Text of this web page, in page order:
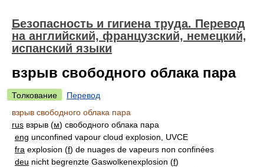
Безопасность и гигиена труда. Перевод
на английский, французский, немецкий,
испанский языки
взрыв свободного облака пара
Толкование
Перевод
взрыв свободного облака пара
rus взрыв (м) свободного облака пара
eng unconfined vapour cloud explosion, UVCE
fra explosion (f) de nuages de vapeurs non confinées
deu nicht begrenzte Gaswolkenexplosion (f)